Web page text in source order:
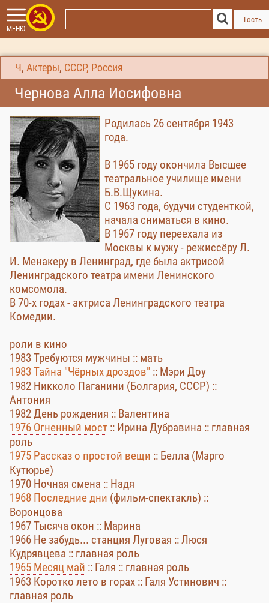
МЕНЮ
Гость
Ч , Актеры, СССР, Россия
Чернова Алла Иосифовна
Родилась 26 сентября 1943
года.
В 1965 году окончила Высшее
театральное училище имени
Б.В.Щукина.
С 1963 года, будучи студенткой,
начала сниматься в кино.
В 1967 году переехала из
Москвы к мужу - режиссёру Л.
И. Менакеру в Ленинград, где была актрисой
Ленинградского театра имени Ленинского
комсомола.
В 70-х годах - актриса Ленинградского театра
Комедии.
роли в кино
1983 Требуются мужчины :: мать
1983 Тайна "Чёрных дроздов" :: Мэри Доу
1982 Никколо Паганини (Болгария, СССР) ::
Антония
1982 День рождения :: Валентина
1976 Огненный мост :: Ирина Дубравина :: главная
роль
1975 Рассказ о простой вещи :: Белла (Марго
Кутюрье)
1970 Ночная смена :: Надя
1968 Последние дни (фильм-спектакль) ::
Воронцова
1967 Тысяча окон :: Марина
1966 Не забудь... станция Луговая :: Люся
Кудрявцева :: главная роль
1965 Месяц май :: Галя :: главная роль
1963 Коротко лето в горах :: Галя Устинович ::
главная роль